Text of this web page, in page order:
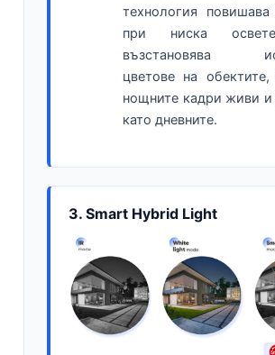
технология повишава
при ниска
възстановява
цветове на обектите,
нощните кадри живи и
като дневните.
3. Smart Hybrid Light